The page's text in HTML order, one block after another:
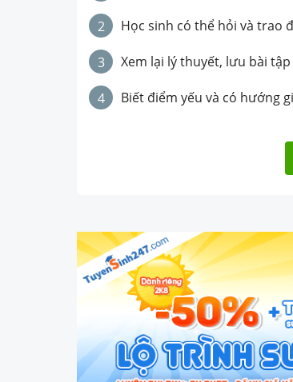
2 Học sinh có thể hỏi và trao
3 Xem lại lý thuyết, lưu bài
4 Biết điểm yếu và có hướng